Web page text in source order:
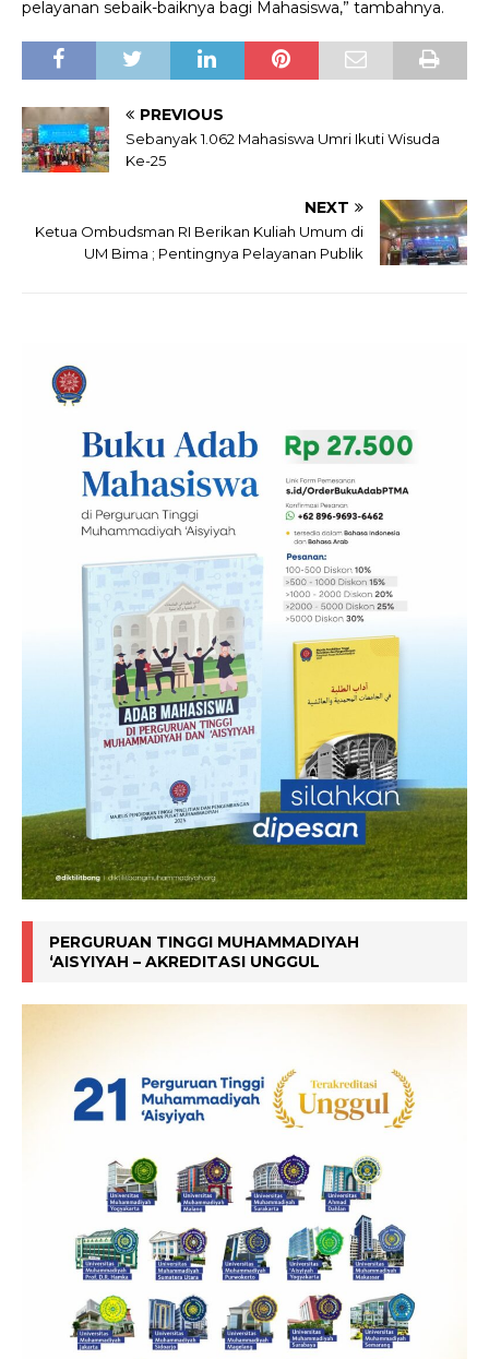
pelayanan sebaik-baiknya bagi Mahasiswa,” tambahnya.
PREVIOUS
Sebanyak 1.062 Mahasiswa Umri Ikuti Wisuda
Ke-25
NEXT
Ketua Ombudsman RI Berikan Kuliah Umum di
UM Bima ; Pentingnya Pelayanan Publik
PERGURUAN TINGGI MUHAMMADIYAH
‘AISYIYAH – AKREDITASI UNGGUL